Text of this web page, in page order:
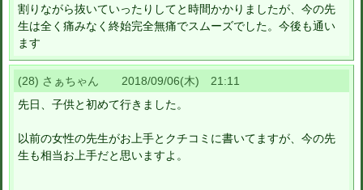
割りながら抜いていったりしてと時間かかりましたが、今の先
生は全く痛みなく終始完全無痛でスムーズでした。今後も通い
ます
(28) さぁちゃん 2018/09/06(木) 21:11
先日、子供と初めて行きました。
以前の女性の先生がお上手とクチコミに書いてますが、今の先
生も相当お上手だと思いますよ。